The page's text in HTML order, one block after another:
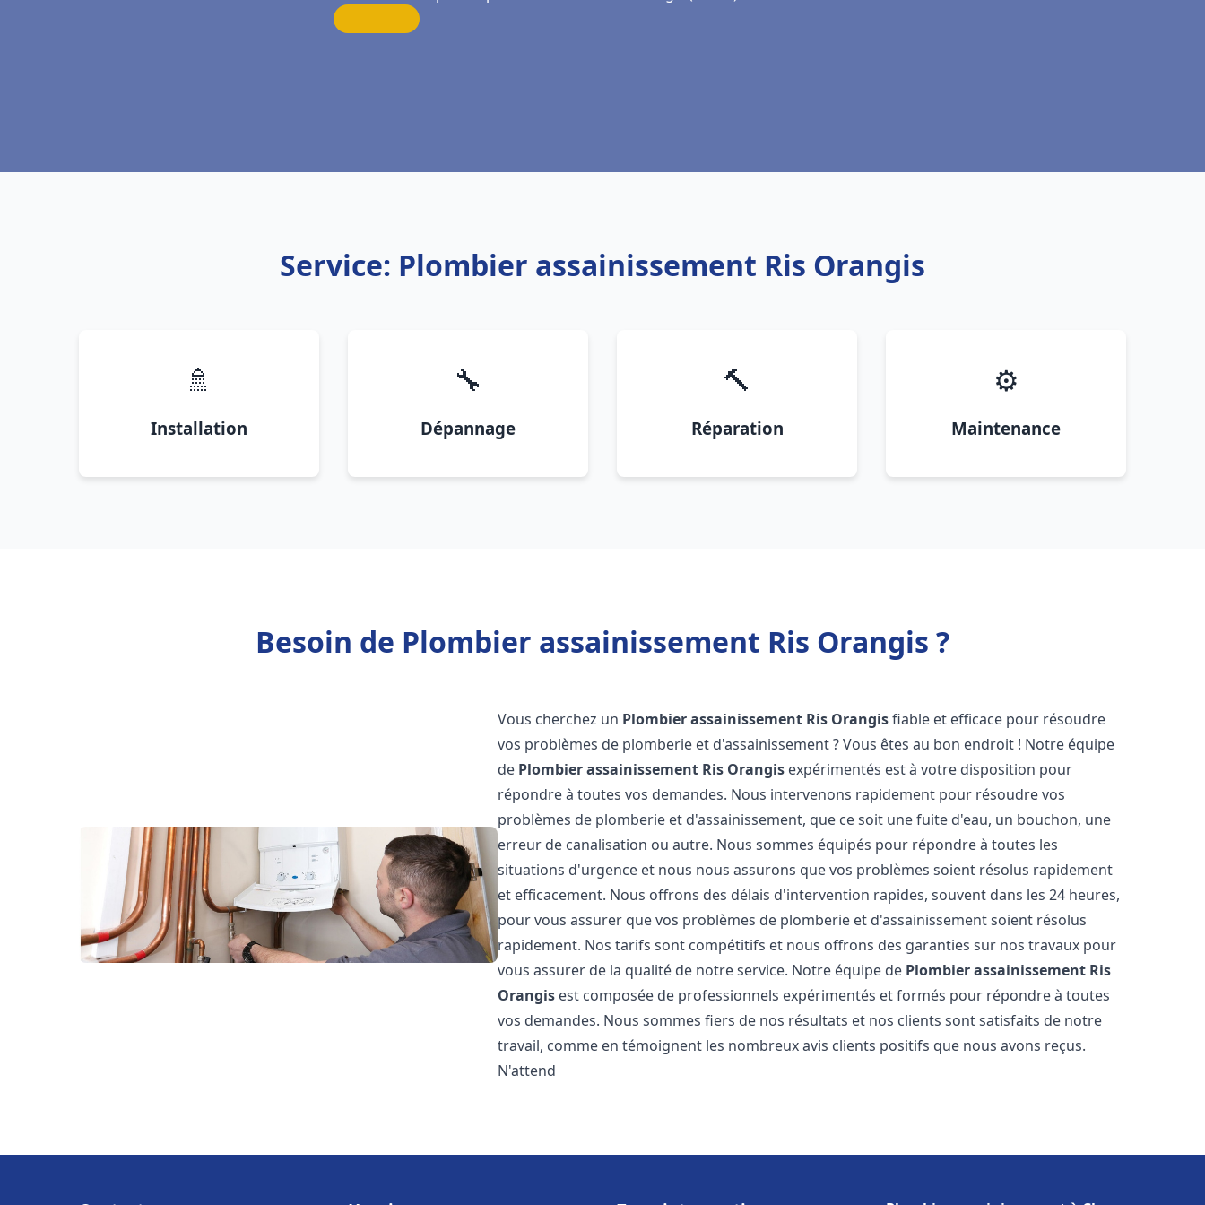
Service: Plombier assainissement Ris Orangis
🚿
Installation
🔧
Dépannage
🔨
Réparation
⚙️
Maintenance
Besoin de Plombier assainissement Ris Orangis ?
Vous cherchez un Plombier assainissement Ris Orangisfiable et efficace pour résoudre
vos problèmes de plomberie et d'assainissement ? Vous êtes au bon endroit ! Notre équipe
de Plombier assainissement Ris Orangis expérimentés est à votre disposition pour
répondre à toutes vos demandes. Nous intervenons rapidement pour résoudre vos
problèmes de plomberie et d'assainissement, que ce soit une fuite d'eau, un bouchon, une
erreur de canalisation ou autre. Nous sommes équipés pour répondre à toutes les
situations d'urgence et nous nous assurons que vos problèmes soient résolus rapidement
et efficacement. Nous offrons des délais d'intervention rapides, souvent dans les 24 heures,
pour vous assurer que vos problèmes de plomberie et d'assainissement soient résolus
rapidement. Nos tarifs sont compétitifs et nous offrons des garanties sur nos travaux pour
vous assurer de la qualité de notre service. Notre équipe de Plombier assainissement Ris
Orangis est composée de professionnels expérimentés et formés pour répondre à toutes
vos demandes. Nous sommes fiers de nos résultats et nos clients sont satisfaits de notre
travail, comme en témoignent les nombreux avis clients positifs que nous avons reçus.
N'attend